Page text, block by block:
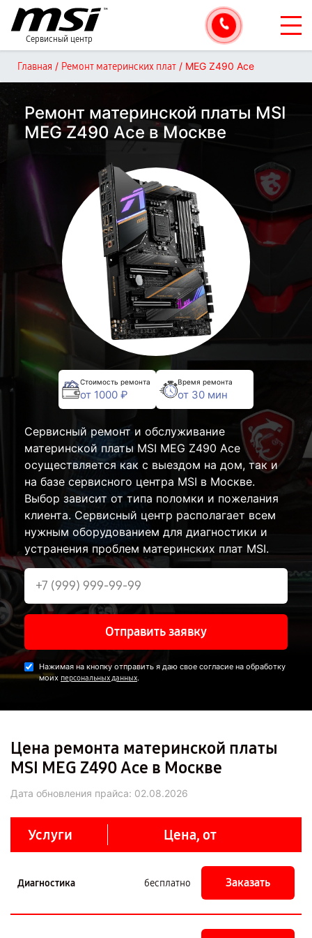
Сервисный центр
Главная / Ремонт материнских плат / MEG Z490 Ace
Ремонт материнской платы MSI
MEG Z490 Ace в Москве
Стоимость ремонта
от 1000 ₽
Время ремонта
от 30 мин
Сервисный ремонт и обслуживание
материнской платы MSI MEG Z490 Ace
осуществляется как с выездом на дом, так и
на базе сервисного центра MSI в Москве.
Выбор зависит от типа поломки и пожелания
клиента. Сервисный центр располагает всем
нужным оборудованием для диагностики и
устранения проблем материнских плат MSI.
Отправить заявку
Нажимая на кнопку отправить я даю свое согласие на обработку
моих персональных данных.
Цена ремонта материнской платы
MSI MEG Z490 Ace в Москве
Дата обновления прайса: 02.08.2026
Услуги Цена, от
Диагностика бесплатно Заказать